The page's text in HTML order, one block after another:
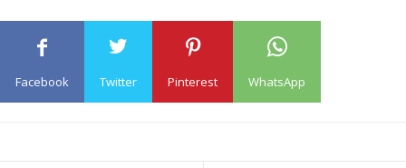
Facebook Twitter Pinterest WhatsApp